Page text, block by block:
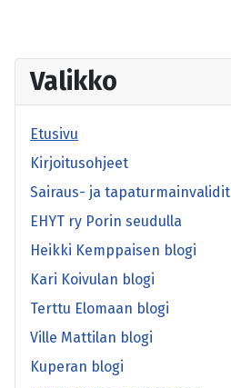
Valikko
Etusivu
Kirjoitusohjeet
Sairaus- ja tapaturmainvalidit
EHYT ry Porin seudulla
Heikki Kemppaisen blogi
Kari Koivulan blogi
Terttu Elomaan blogi
Ville Mattilan blogi
Kuperan blogi